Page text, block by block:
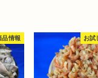
品情報 お試